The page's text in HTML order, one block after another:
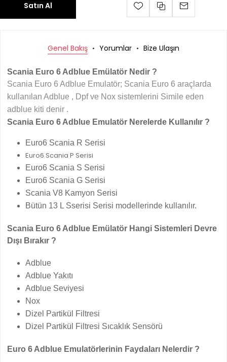
Satın Al
Genel Bakış Yorumlar Bize Ulaşın
Scania Euro 6 Adblue Emülatör Nedir ?
Scania Euro 6 Adblue Emulatör; Scania Euro 6 araçlarda
kullanılan Adblue , Dpf ve Nox sistemlerini Simile eden
adblue kiti denir .
Scania Euro 6 Adblue Emulatör Nerelerde Kullanılır ?
Euro6 Scania R Serisi
Euro6 Scania P Serisi
Euro6 Scania S Serisi
Euro6 Scania G Serisi
Scania V8 Kamyon Serisi
Bütün 13 L Sserisi Serisi modellerinde kullanılır.
Scania Euro 6 Adblue Emülatör Hangi Sistemleri Devre
Dışı Bırakır ?
Adblue
Adblue Yakıtı
Adblue Seviyesi
Nox
Dizel Partikül Filtresi
Dizel Partikül Filtresi Sıcaklık Sensörü
Euro 6 Adblue Emulatörlerinin Faydaları Nelerdir ?